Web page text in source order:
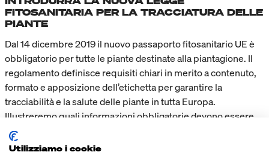
FITOSANITARIA PER LA TRACCIATURA DELLE
PIANTE
Dal 14 dicembre 2019 il nuovo passaporto fitosanitario UE è
obbligatorio per tutte le piante destinate alla piantagione. Il
regolamento definisce requisiti chiari in merito a contenuto,
formato e apposizione dell’etichetta per garantire la
tracciabilità e la salute delle piante in tutta Europa.
Illustreremo quali informazioni obbligatorie devono essere
incluse e come le aziende possono implementare i requisiti
in modo efficiente e conforme grazie a tecnologie di
Utilizziamo i cookie